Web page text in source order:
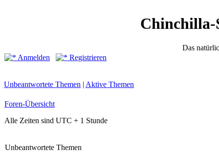
Chinchilla-
Das
Anmelden
Registrieren
Unbeantwortete Themen | Aktive Themen
Foren-Übersicht
Alle Zeiten sind UTC + 1 Stunde
Unbeantwortete Themen